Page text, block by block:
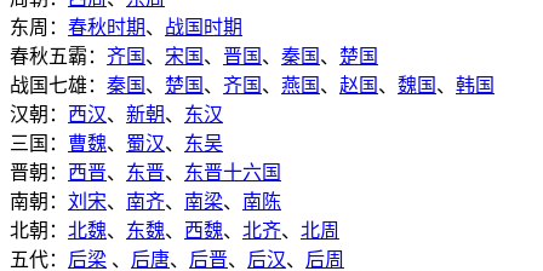
东周： 春秋时期、 战国时期
春秋五霸： 齐国 、 宋国 、 晋国 、 秦国 、 楚国
战国七雄： 秦国 、 楚国 、 齐国 、 燕国 、 赵国 、 魏国 、 韩国
汉朝： 西汉、 新朝、 东汉
三国： 曹魏、 蜀汉、 东吴
晋朝： 西晋、 东晋、 东晋十六国
南朝： 刘宋、 南齐、 南梁、 南陈
北朝： 北魏、 东魏、 西魏、 北齐、 北周
五代： 后梁 、 后唐、 后晋、 后汉、 后周